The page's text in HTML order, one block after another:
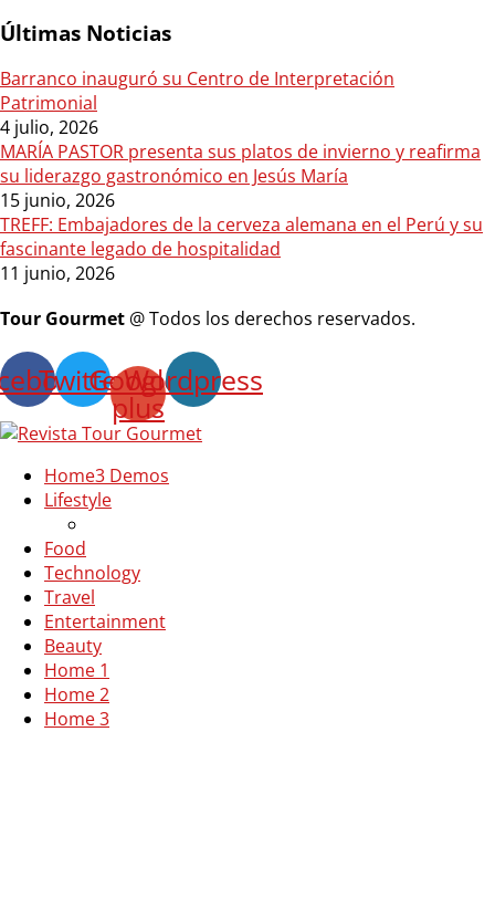
Últimas Noticias
Barranco inauguró su Centro de Interpretación
Patrimonial
4 julio, 2026
MARÍA PASTOR presenta sus platos de invierno y reafirma
su liderazgo gastronómico en Jesús María
15 junio, 2026
TREFF: Embajadores de la cerveza alemana en el Perú y su
fascinante legado de hospitalidad
11 junio, 2026
Tour Gourmet @ Todos los derechos reservados.
TwitterGoogle-
plus
Wordpress
Home3 Demos
Lifestyle
Food
Technology
Travel
Entertainment
Beauty
Home 1
Home 2
Home 3